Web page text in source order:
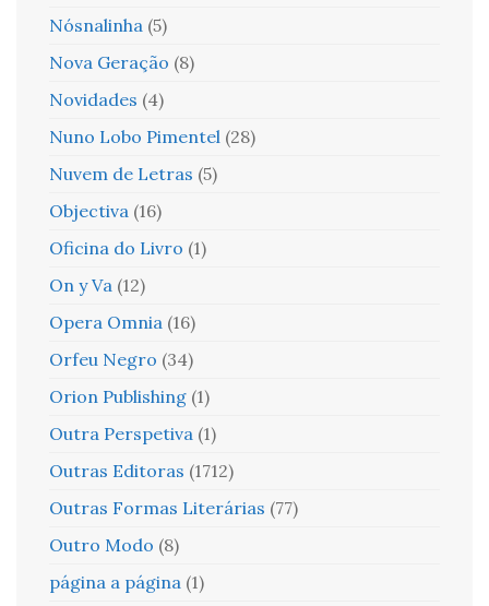
Nósnalinha (5)
Nova Geração (8)
Novidades (4)
Nuno Lobo Pimentel (28)
Nuvem de Letras (5)
Objectiva (16)
Oficina do Livro (1)
On y Va (12)
Opera Omnia (16)
Orfeu Negro (34)
Orion Publishing (1)
Outra Perspetiva (1)
Outras Editoras (1712)
Outras Formas Literárias (77)
Outro Modo (8)
página a página (1)